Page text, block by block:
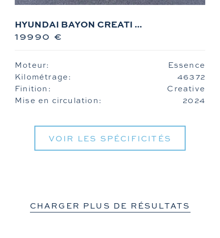
HYUNDAI BAYON CREATI ...
19990 €
Moteur:
Essence
Kilométrage:
46372
Finition:
Creative
Mise en circulation:
2024
VOIR LES SPÉCIFICITÉS
CHARGER PLUS DE RÉSULTATS